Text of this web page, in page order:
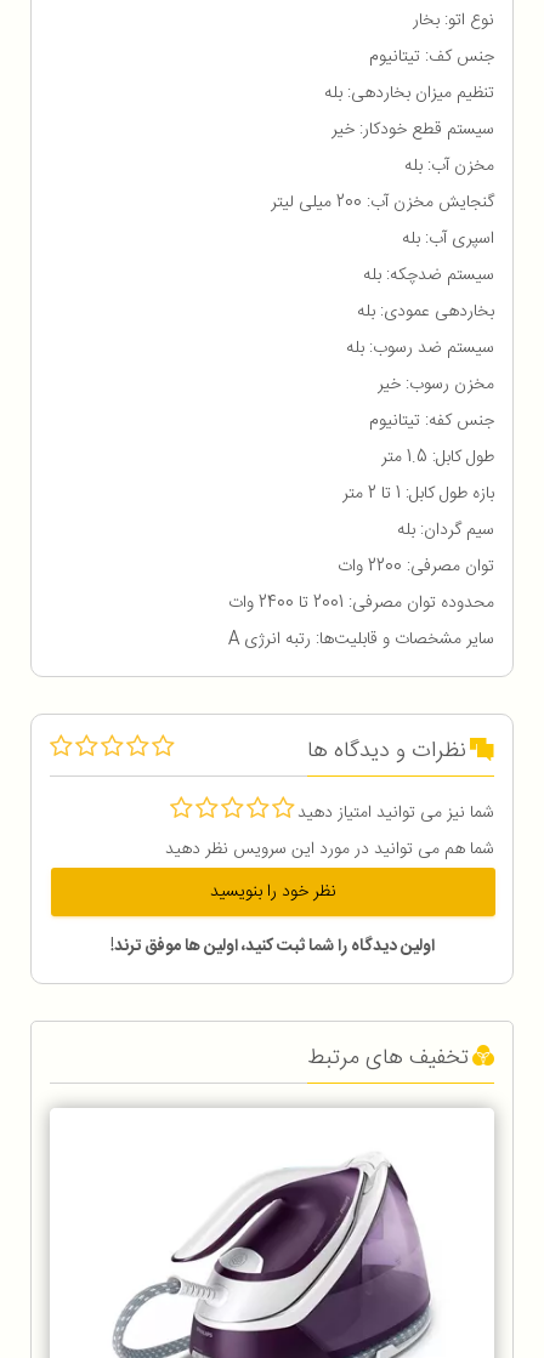
نوع اتو: بخار
جنس کف: تیتانیوم
تنظیم میزان بخاردهی: بله
سیستم قطع خودکار: خیر
مخزن آب: بله
گنجایش مخزن آب: 200 میلی لیتر
اسپری آب: بله
سیستم ضدچکه: بله
بخاردهی عمودی: بله
سیستم ضد رسوب: بله
مخزن رسوب: خیر
جنس کفه: تیتانیوم
طول کابل: 1.5 متر
بازه طول کابل: 1 تا 2 متر
سیم گردان: بله
توان مصرفی: 2200 وات
محدوده توان مصرفی: 2001 تا 2400 وات
سایر مشخصات و قابلیت‌ها: رتبه انرژی A
نظرات و دیدگاه ها
شما نیز می توانید امتیاز دهید
شما هم می توانید در مورد این سرویس نظر دهید
نظر خود را بنویسید
اولین دیدگاه را شما ثبت کنید، اولین ها موفق ترند!
تخفیف های مرتبط